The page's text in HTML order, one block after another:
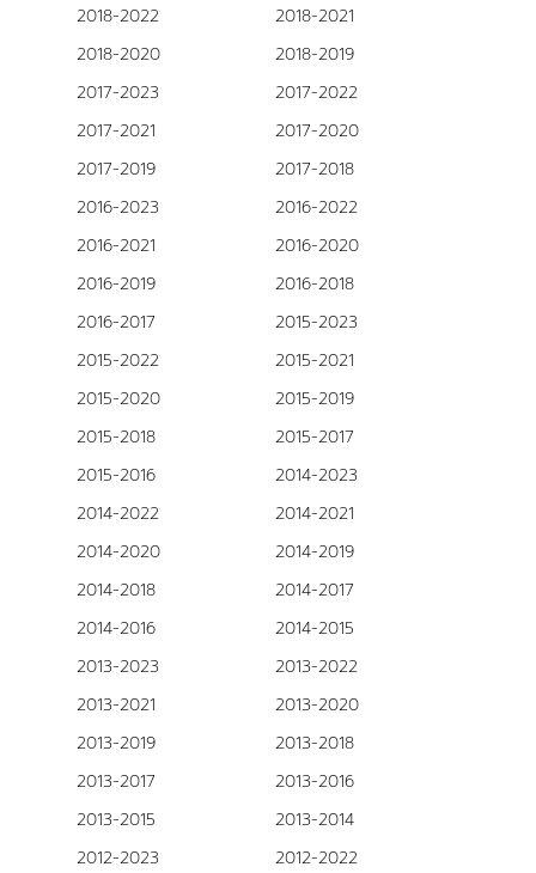
2018-2022
2018-2021
2018-2020
2018-2019
2017-2023
2017-2022
2017-2021
2017-2020
2017-2019
2017-2018
2016-2023
2016-2022
2016-2021
2016-2020
2016-2019
2016-2018
2016-2017
2015-2023
2015-2022
2015-2021
2015-2020
2015-2019
2015-2018
2015-2017
2015-2016
2014-2023
2014-2022
2014-2021
2014-2020
2014-2019
2014-2018
2014-2017
2014-2016
2014-2015
2013-2023
2013-2022
2013-2021
2013-2020
2013-2019
2013-2018
2013-2017
2013-2016
2013-2015
2013-2014
2012-2023
2012-2022